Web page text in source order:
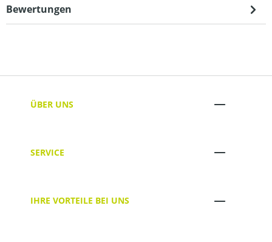
Bewertungen
ÜBER UNS
SERVICE
IHRE VORTEILE BEI UNS